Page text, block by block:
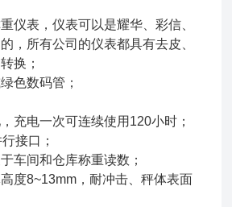
仪表，仪表可以是耀华、彩信、
，所有公司的仪表都具有去皮、
换；
色数码管；
充电一次可连续使用120小时；
接口；
车间和仓库称重读数；
度8~13mm，耐冲击、秤体表面